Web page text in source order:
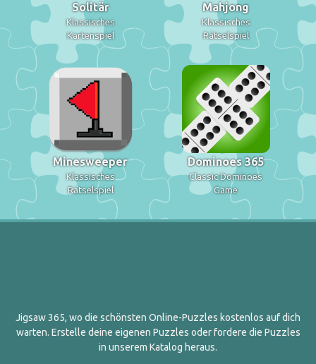
Solitär
Klassisches
Kartenspiel
Mahjong
Klassisches
Rätselspiel
Minesweeper
Klassisches
Rätselspiel
Dominoes 365
Classic Dominoes
Game
Jigsaw 365, wo die schönsten Online-Puzzles kostenlos auf dich
warten. Erstelle deine eigenen Puzzles oder fordere die Puzzles
in unserem Katalog heraus.